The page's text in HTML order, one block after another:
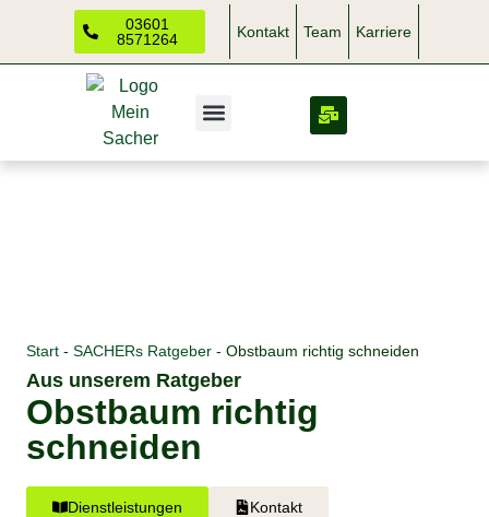
03601
8571264
Kontakt Team Karriere
Start - SACHERs Ratgeber - Obstbaum richtig schneiden
Aus unserem Ratgeber
Obstbaum richtig
schneiden
Dienstleistungen Kontakt